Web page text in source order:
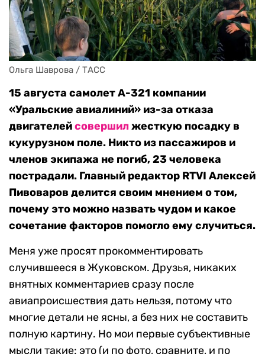
Ольга Шаврова / ТАСС
15 августа самолет А-321 компании
«Уральские авиалиний» из-за отказа
двигателейсовершилжесткую посадку в
кукурузном поле. Никто из пассажиров и
членов экипажа не погиб, 23 человека
пострадали. Главный редактор RTVI Алексей
Пивоваров делится своим мнением о том,
почему это можно назвать чудом и какое
сочетание факторов помогло ему случиться.
Меня уже просят прокомментировать
случившееся в Жуковском. Друзья, никаких
внятных комментариев сразу после
авиапроисшествия дать нельзя, потому что
многие детали не ясны, а без них не составить
полную картину. Но мои первые субъективные
мысли такие: это (и по фото, сравните, и по